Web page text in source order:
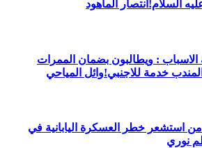
السلام!انتصار الماهود
: ويطالبون بضمان الممرات
خدمة للاجنبي!وائل المياحي
استشعر خطر العسكرة اليابانية في
نوري